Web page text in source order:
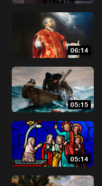
06:14
05:15
05:14